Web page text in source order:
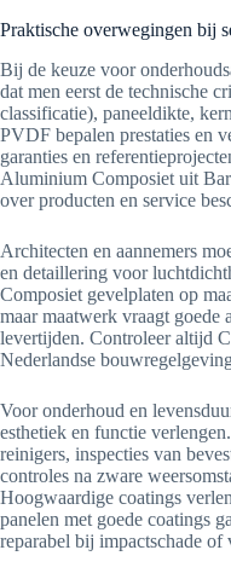
Praktische overwegingen bij
Bij de keuze voor
dat men eerst de technische
classificatie), paneeldikte,
PVDF bepalen prestaties en
garanties en
Aluminium Composiet uit
over producten en service
Architecten en aannemers
en detaillering voor
Composiet gevelplaten op
maar maatwerk vraagt goede
levertijden. Controleer altijd
Nederlandse
Voor onderhoud en
esthetiek en functie
reinigers, inspecties van
controles na zware
Hoogwaardige coatings
panelen met goede coatings
reparabel bij impactschade of